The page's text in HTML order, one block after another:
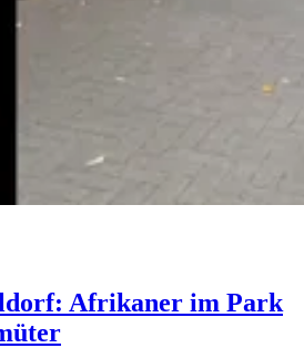
Afrikaner im Park